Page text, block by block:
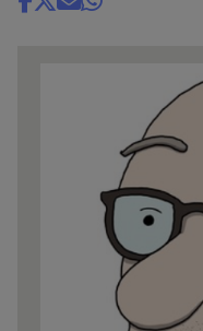
Share